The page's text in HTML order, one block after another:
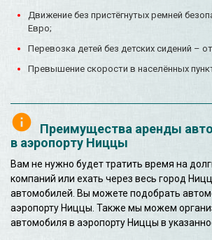
Движение без пристёгнутых ремней
Евро;
Перевозка детей без детских сидений –
Превышение скорости в населённых
Преимущества аренды
в аэропорту Ниццы
Вам не нужно будет тратить время на
компаний или ехать через весь город
автомобилей. Вы можете подобрать
аэропорту Ниццы. Также мы можем
автомобиля в аэропорту Ниццы в